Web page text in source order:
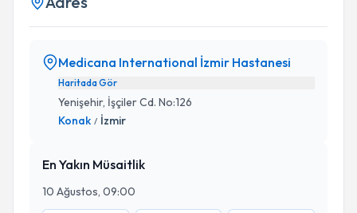
Medicana International İzmir Hastanesi
Haritada Gör
Yenişehir, İşçiler Cd. No:126
Konak / İzmir
En Yakın Müsaitlik
10 Ağustos, 09:00